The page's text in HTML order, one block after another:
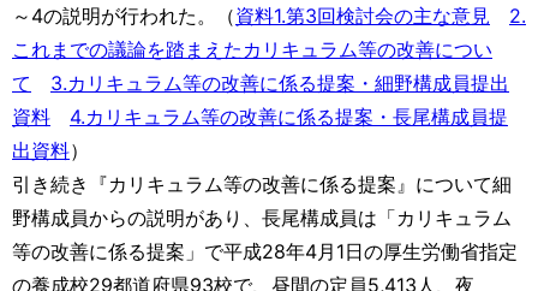
～4の説明が行われた。（資料1.第3回検討会の主な意見
2.
これまでの議論を踏まえたカリキュラム等の改善につい
て
3.カリキュラム等の改善に係る提案・細野構成員提出
資料
4.カリキュラム等の改善に係る提案・長尾構成員提
出資料）
引き続き『カリキュラム等の改善に係る提案』について細
野構成員からの説明があり、長尾構成員は「カリキュラム
等の改善に係る提案」で平成28年4月1日の厚生労働省指定
の養成校29都道府県93校で、昼間の定員5,413人、夜